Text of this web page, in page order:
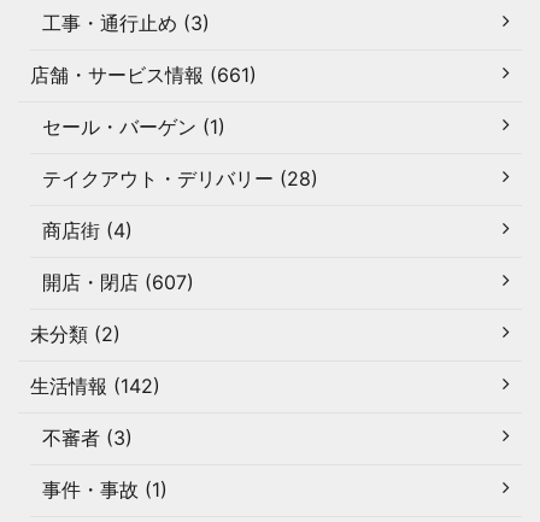
工事・通行止め (3)
店舗・サービス情報 (661)
セール・バーゲン (1)
テイクアウト・デリバリー (28)
商店街 (4)
開店・閉店 (607)
未分類 (2)
生活情報 (142)
不審者 (3)
事件・事故 (1)